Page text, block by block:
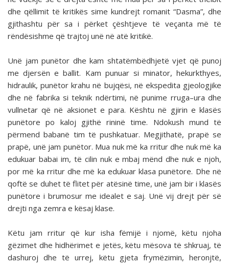
dhe qëllimit të kritikës sime kundrejt romanit “Dasma”, dhe
gjithashtu për sa i përket çështjeve të veçanta më të
rëndësishme që trajtoj unë në atë kritikë.
Unë jam punëtor dhe kam shtatëmbëdhjetë vjet që punoj
me djersën e ballit. Kam punuar si minator, hekurkthyes,
hidraulik, punëtor krahu në bujqësi, në ekspedita gjeologjike
dhe në fabrika si teknik ndërtimi, në punime rruga–ura dhe
vullnetar që në aksionet e para. Kështu në gjirin e klasës
punëtore po kaloj gjithë rininë time. Ndokush mund të
përmend babanë tim të pushkatuar. Megjithatë, prapë se
prapë, unë jam punëtor. Mua nuk më ka rritur dhe nuk më ka
edukuar babai im, të cilin nuk e mbaj mënd dhe nuk e njoh,
por më ka rritur dhe më ka edukuar klasa punëtore. Dhe në
qoftë se duhet të flitet për atësinë time, unë jam bir i klasës
punëtore i brumosur me idealet e saj. Unë vij drejt për së
drejti nga zemra e kësaj klase.
Këtu jam rritur që kur isha fëmijë i njomë, këtu njoha
gëzimet dhe hidhërimet e jetës, këtu mësova të shkruaj, të
dashuroj dhe të urrej, këtu gjeta frymëzimin, heronjtë,